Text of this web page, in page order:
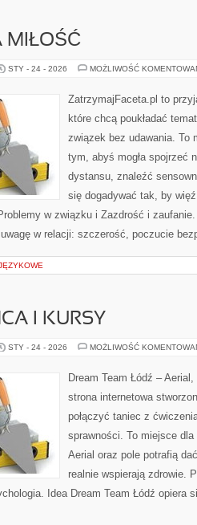
MIŁOŚĆ
STY - 24 - 2026 MOŻLIWOŚĆ
ZatrzymajFaceta.pl to
które chcą poukładać
związek bez udawania. To
tym, abyś mogła spojrzeć
dystansu, znaleźć
się dogadywać tak, by
w związku i Zazdrość i
w relacji: szczerość, poczucie
I KURSY
STY - 24 - 2026 MOŻLIWOŚĆ
Dream Team Łódź –
strona internetowa
połączyć taniec z
sprawności. To miejsce
Aerial oraz pole potrafią
realnie wspierają zdrowie.
Idea Dream Team Łódź opiera